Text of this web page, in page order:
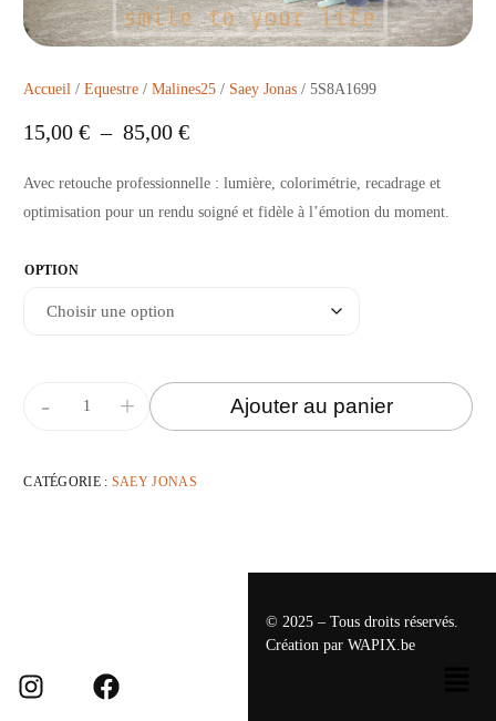
Accueil /Equestre /Malines25 / Saey Jonas / 5S8A1699
15,00€ – 85,00€
Avec retouche professionnelle : lumière, colorimétrie, recadrage et
optimisation pour un rendu soigné et fidèle à l’émotion du moment.
OPTION
+
- Ajouter au panier
CATÉGORIE : SAEY JONAS
© 2025 – Tous droits réservés.
Création par WAPIX.be